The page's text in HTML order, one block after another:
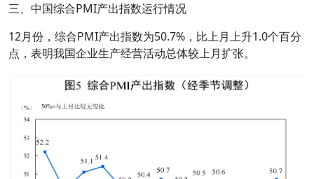
三、中国综合PMI产出指数运行情况
12月份，综合PMI产出指数为50.7%，比上月上升1.0个百分
点，表明我国企业生产经营活动总体较上月扩张。